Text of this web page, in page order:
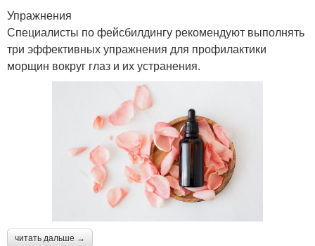
Упражнения
Специалисты по фейсбилдингу рекомендуют выполнять
три эффективных упражнения для профилактики
морщин вокруг глаз и их устранения.
читать дальше →